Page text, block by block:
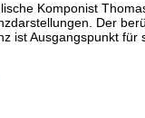
Komponist
Der
ist Ausgangspunkt